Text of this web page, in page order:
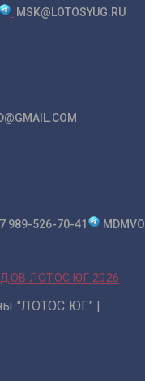
MSK@LOTOSYUG.RU
70-41
ЛОТОС ЮГ 2026
"ЛОТОС ЮГ" |